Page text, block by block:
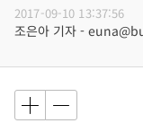
2017-09-10 13:37:56
조은아 기자 -